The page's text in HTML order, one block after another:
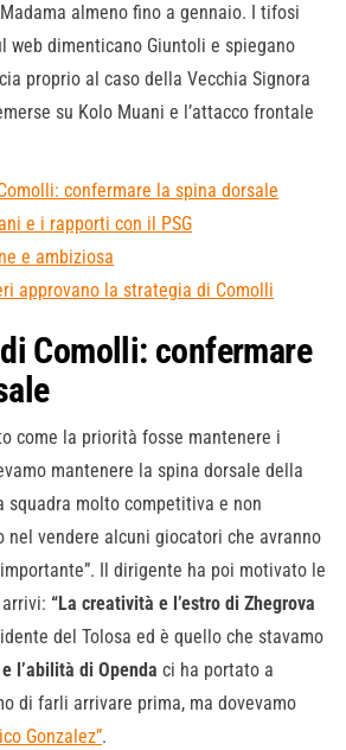
almeno fino a gennaio. I tifosi
web dimenticano Giuntoli e spiegano
proprio al caso della Vecchia Signora
su Kolo Muani e l’attacco frontale
confermare la spina dorsale
e i rapporti con il PSG
e ambiziosa
approvano la strategia di Comolli
Comolli: confermare
come la priorità fosse mantenere i
mantenere la spina dorsale della
squadra molto competitiva e non
nel vendere alcuni giocatori che avranno
Il dirigente ha poi motivato le
“La creatività e l’estro di Zhegrova
del Tolosa ed è quello che stavamo
l’abilità di Openda ci ha portato a
di farli arrivare prima, ma dovevamo
Gonzalez”.